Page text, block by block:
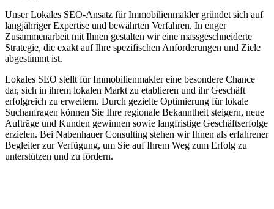
Unser Lokales SEO-Ansatz für Immobilienmakler gründet sich auf
langjähriger Expertise und bewährten Verfahren. In enger
Zusammenarbeit mit Ihnen gestalten wir eine massgeschneiderte
Strategie, die exakt auf Ihre spezifischen Anforderungen und Ziele
abgestimmt ist.
Lokales SEO stellt für Immobilienmakler eine besondere Chance
dar, sich in ihrem lokalen Markt zu etablieren und ihr Geschäft
erfolgreich zu erweitern. Durch gezielte Optimierung für lokale
Suchanfragen können Sie Ihre regionale Bekanntheit steigern, neue
Aufträge und Kunden gewinnen sowie langfristige Geschäftserfolge
erzielen. Bei Nabenhauer Consulting stehen wir Ihnen als erfahrener
Begleiter zur Verfügung, um Sie auf Ihrem Weg zum Erfolg zu
unterstützen und zu fördern.